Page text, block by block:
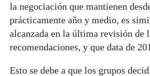
la negociación que mantienen
prácticamente año y medio, es
alcanzada en la última revisión de
recomendaciones, y que data de
Esto se debe a que los grupos